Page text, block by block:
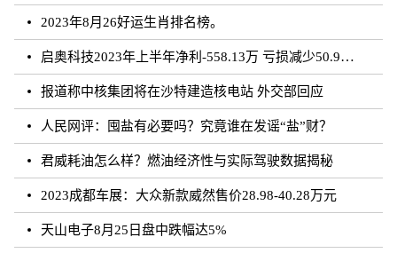
2023年8月26好运生肖排名榜。
启奥科技2023年上半年净利-558.13万 亏损减少50.91%
报道称中核集团将在沙特建造核电站 外交部回应
人民网评：囤盐有必要吗？究竟谁在发谣“盐”财？
君威耗油怎么样？燃油经济性与实际驾驶数据揭秘
2023成都车展：大众新款威然售价28.98-40.28万元
天山电子8月25日盘中跌幅达5%